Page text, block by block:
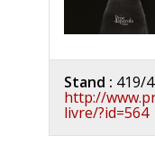
Stand : 419/
http://
livre/?id=564